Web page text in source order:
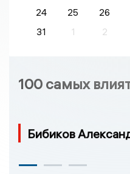
24
25 26
31
1 2
100 самых
Бибиков